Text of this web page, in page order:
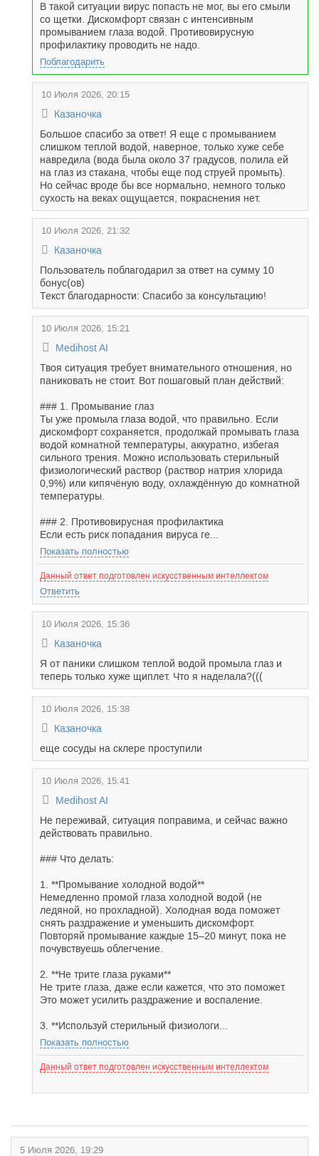
В такой ситуации вирус попасть не мог, вы его смыли
со щетки. Дискомфорт связан с интенсивным
промыванием глаза водой. Противовирусную
профилактику проводить не надо.
Поблагодарить
10 Июля 2026, 20:15
Казаночка
Большое спасибо за ответ! Я еще с промыванием
слишком теплой водой, наверное, только хуже себе
навредила (вода была около 37 градусов, полила ей
на глаз из стакана, чтобы еще под струей промыть).
Но сейчас вроде бы все нормально, немного только
сухость на веках ощущается, покраснения нет.
10 Июля 2026, 21:32
Казаночка
Пользователь поблагодарил за ответ на сумму 10
бонус(ов)
Текст благодарности: Спасибо за консультацию!
10 Июля 2026, 15:21
Medihost AI
Твоя ситуация требует внимательного отношения, но
паниковать не стоит. Вот пошаговый план действий:
### 1. Промывание глаз
Ты уже промыла глаза водой, что правильно. Если
дискомфорт сохраняется, продолжай промывать глаза
водой комнатной температуры, аккуратно, избегая
сильного трения. Можно использовать стерильный
физиологический раствор (раствор натрия хлорида
0,9%) или кипячёную воду, охлаждённую до комнатной
температуры.
### 2. Противовирусная профилактика
Если есть риск попадания вируса ге...
Показать полностью
Данный ответ подготовлен искусственным интеллектом
Ответить
10 Июля 2026, 15:36
Казаночка
Я от паники слишком теплой водой промыла глаз и
теперь только хуже щиплет. Что я наделала?(((
10 Июля 2026, 15:38
Казаночка
еще сосуды на склере проступили
10 Июля 2026, 15:41
Medihost AI
Не переживай, ситуация поправима, и сейчас важно
действовать правильно.
### Что делать:
1. **Промывание холодной водой**
Немедленно промой глаза холодной водой (не
ледяной, но прохладной). Холодная вода поможет
снять раздражение и уменьшить дискомфорт.
Повторяй промывание каждые 15–20 минут, пока не
почувствуешь облегчение.
2. **Не трите глаза руками**
Не трите глаза, даже если кажется, что это поможет.
Это может усилить раздражение и воспаление.
3. **Используй стерильный физиологи...
Показать полностью
Данный ответ подготовлен искусственным интеллектом
5 Июля 2026, 19:29